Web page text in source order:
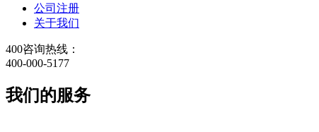
公司注册
关于我们
400咨询热线：
400-000-5177
我们的服务